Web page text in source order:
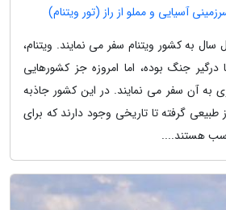
آسیایی و مملو از راز (تور ویتنام)
به کشور ویتنام سفر می نمایند. ویتنام،
جنگ بوده، اما امروزه جز کشورهایی
به آن سفر می نمایند. در این کشور جاذبه
گرفته تا تاریخی وجود دارند که برای
هستند....